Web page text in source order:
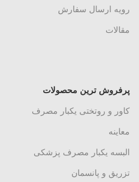
رویه ارسال سفارش
مقالات
پرفروش ترین محصولات
کاور و روتختی یکبار مصرف
معاینه
البسه یکبار مصرف پزشکی
تزریق و پانسمان